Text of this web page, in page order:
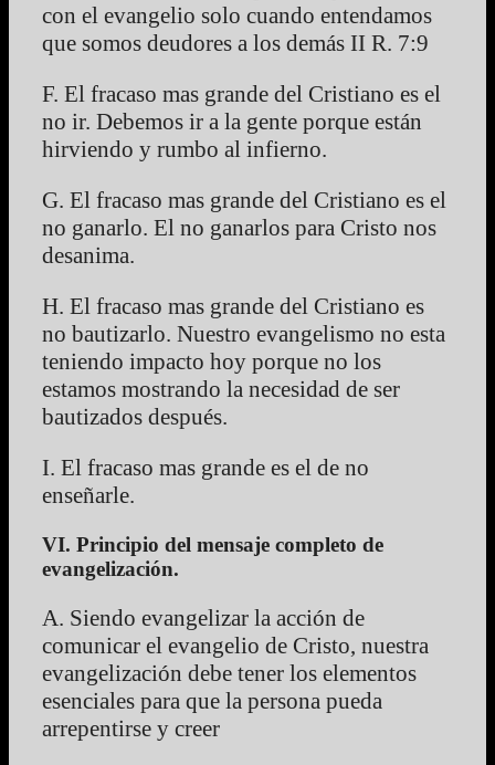
con el evangelio solo cuando entendamos
que somos deudores a los demás II R. 7:9
F. El fracaso mas grande del Cristiano es el
no ir. Debemos ir a la gente porque están
hirviendo y rumbo al infierno.
G. El fracaso mas grande del Cristiano es el
no ganarlo. El no ganarlos para Cristo nos
desanima.
H. El fracaso mas grande del Cristiano es
no bautizarlo. Nuestro evangelismo no esta
teniendo impacto hoy porque no los
estamos mostrando la necesidad de ser
bautizados después.
I. El fracaso mas grande es el de no
enseñarle.
VI. Principio del mensaje completo de
evangelización.
A. Siendo evangelizar la acción de
comunicar el evangelio de Cristo, nuestra
evangelización debe tener los elementos
esenciales para que la persona pueda
arrepentirse y creer